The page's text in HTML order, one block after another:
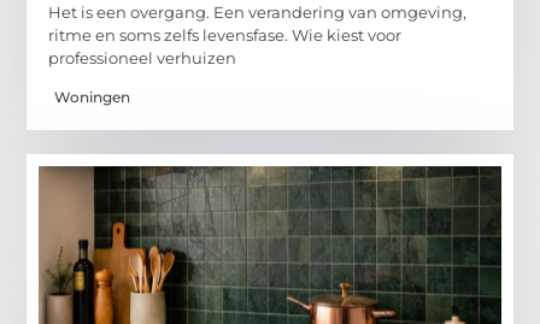
Het is een overgang. Een verandering van omgeving,
ritme en soms zelfs levensfase. Wie kiest voor
professioneel verhuizen
Woningen